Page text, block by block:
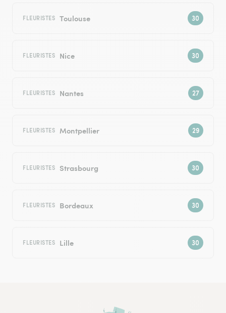
FLEURISTES Toulouse
FLEURISTES Nice
FLEURISTES Nantes
FLEURISTES Montpellier
FLEURISTES Strasbourg
FLEURISTES Bordeaux
FLEURISTES Lille